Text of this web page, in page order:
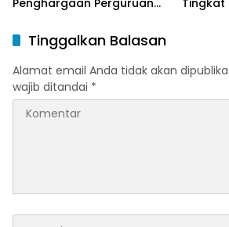
Peringkat Pratama
Tinggalkan Balasan
Alamat email Anda tidak akan
wajib ditandai *